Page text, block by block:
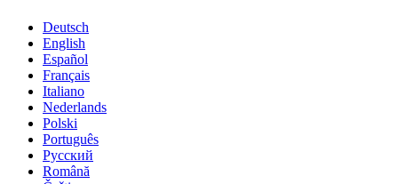
Deutsch
English
Español
Français
Italiano
Nederlands
Polski
Português
Pусский
Română